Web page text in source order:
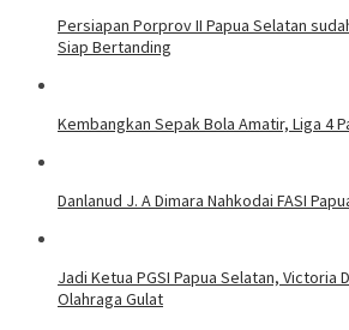
Persiapan Porprov II Papua Selatan
Siap Bertanding
Kembangkan Sepak Bola Amatir, Liga 4
Danlanud J. A Dimara Nahkodai FASI
Jadi Ketua PGSI Papua Selatan, Victoria
Olahraga Gulat